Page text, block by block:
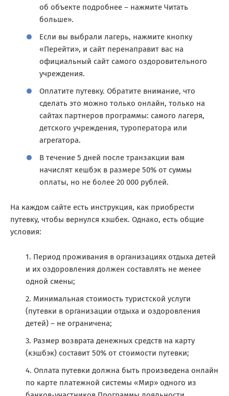
об объекте подробнее – нажмите Читать
больше».
Если вы выбрали лагерь, нажмите кнопку
«Перейти», и сайт перенаправит вас на
официальный сайт самого оздоровительного
учреждения.
Оплатите путевку. Обратите внимание, что
сделать это можно только онлайн, только на
сайтах партнеров программы: самого лагеря,
детского учреждения, туроператора или
агрегатора.
В течение 5 дней после транзакции вам
начислят кешбэк в размере 50% от суммы
оплаты, но не более 20 000 рублей.
На каждом сайте есть инструкция, как приобрести
путевку, чтобы вернулся кэшбек. Однако, есть общие
условия:
Период проживания в организациях отдыха детей
и их оздоровления должен составлять не менее
одной смены;
Минимальная стоимость туристской услуги
(путевки в организации отдыха и оздоровления
детей) – не ограничена;
Размер возврата денежных средств на карту
(кэшбэк) составит 50% от стоимости путевки;
Оплата путевки должна быть произведена онлайн
по карте платежной системы «Мир» одного из